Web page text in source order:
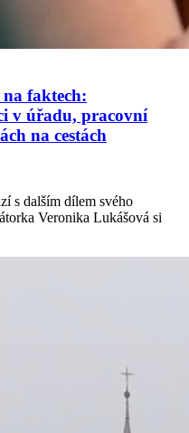
faktech:
v úřadu, pracovní
na cestách
s dalším dílem svého
Veronika Lukášová si